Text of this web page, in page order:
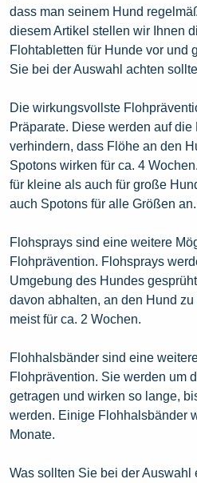
dass man seinem Hund
diesem Artikel stellen wir Ihnen
Flohtabletten für Hunde vor und
Sie bei der Auswahl achten
Die wirkungsvollste
Präparate. Diese werden auf die
verhindern, dass Flöhe an den
Spotons wirken für ca. 4
für kleine als auch für große
auch Spotons für alle Größen an.
Flohsprays sind eine weitere
Flohprävention. Flohsprays
Umgebung des Hundes
davon abhalten, an den Hund
meist für ca. 2 Wochen.
Flohhalsbänder sind eine
Flohprävention. Sie werden um
getragen und wirken so lange,
werden. Einige Flohhalsbänder
Monate.
Was sollten Sie bei der Auswahl